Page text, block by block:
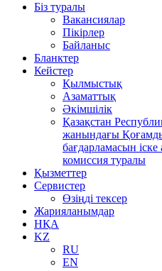
Біз туралы
Вакансиялар
Пікірлер
Байланыс
Бланктер
Кейстер
Қылмыстық
Азаматтық
Әкімшілік
Қазақстан
жанындағы
бағдарламасын
комиссия туралы
Қызметтер
Сервистер
Өзіңді тексер
Жарияланымдар
НҚА
KZ
RU
EN